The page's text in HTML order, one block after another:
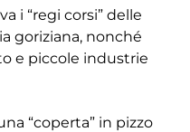
i “regi corsi” delle
goriziana, nonché
e piccole industrie
“coperta” in pizzo